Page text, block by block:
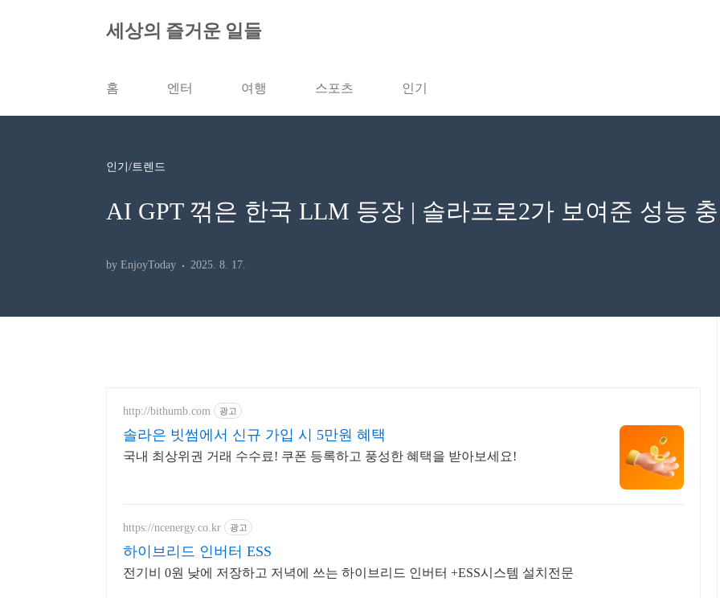
세상의 즐거운 일들
홈 엔터 여행 스포츠 인기
인기/트렌드
AI GPT 꺾은 한국 LLM 등장 | 솔라프로2가 보여준 성능
by EnjoyToday 2025. 8. 17.
http://bithumb.com 광고
솔라은 빗썸에서 신규 가입 시 5만원 혜택
국내 최상위권 거래 수수료! 쿠폰 등록하고 풍성한 혜택을 받아보세요!
https://ncenergy.co.kr 광고
하이브리드 인버터 ESS
전기비 0원 낮에 저장하고 저녁에 쓰는 하이브리드 인버터 +ESS시스템 설치전문